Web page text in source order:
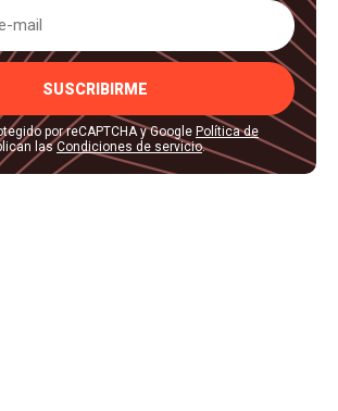
SUSCRIBIRME
por reCAPTCHA y Google Política de
lasCondiciones de servicio.